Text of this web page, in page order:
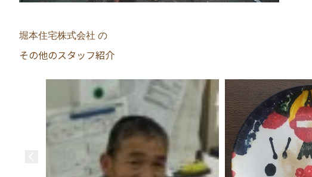
堀本住宅株式会社 の
その他のスタッフ紹介